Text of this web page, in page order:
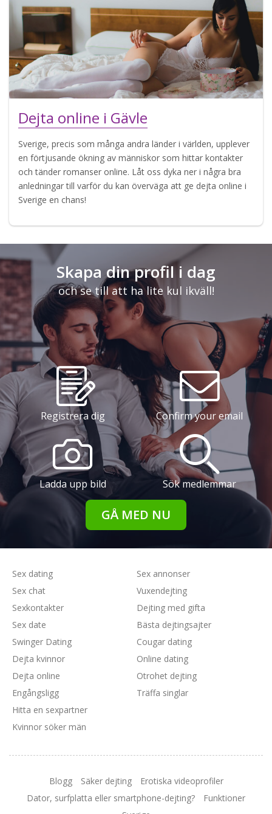
Dejta online i Gävle
Sverige, precis som många andra länder i världen, upplever
en förtjusande ökning av människor som hittar kontakter
och tänder romanser online. Låt oss dyka ner i några bra
anledningar till varför du kan överväga att ge dejta online i
Sverige en chans!
Skapa din profil i dag
och se till att ha lite kul ikväll!
Registrera dig Confirm your email
Ladda upp bild Sök medlemmar
GÅ MED NU
Sex dating
Sex chat
Sexkontakter
Sex date
Swinger Dating
Sex annonser
Vuxendejting
Dejting med gifta
Bästa dejtingsajter
Cougar dating
Dejta kvinnor
Dejta online
Engångsligg
Hitta en sexpartner
Kvinnor söker män
Online dating
Otrohet dejting
Träffa singlar
Blogg Säker dejting
Erotiska videoprofiler
Dator, surfplatta eller smartphone-dejting?
Funktioner